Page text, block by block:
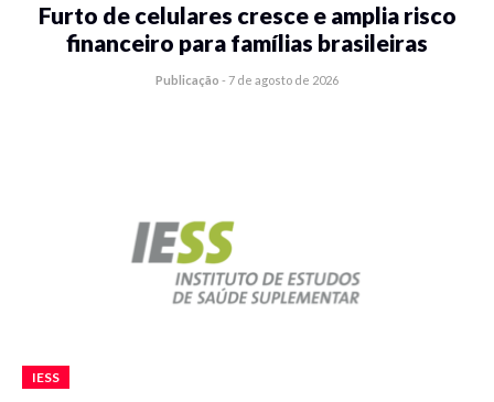
Furto de celulares cresce e amplia risco
financeiro para famílias brasileiras
Publicação - 7 de agosto de 2026
IESS